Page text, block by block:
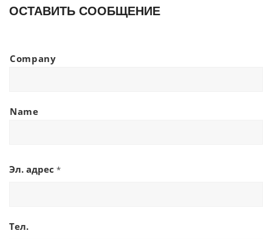
ОСТАВИТЬ СООБЩЕНИЕ
Company
Name
Эл. адрес *
Тел.